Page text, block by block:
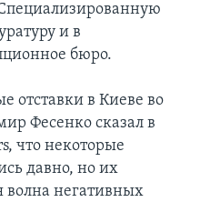
и в
бюро.
отставки в Киеве во
Фесенко сказал в
что некоторые
давно, но их
волна негативных